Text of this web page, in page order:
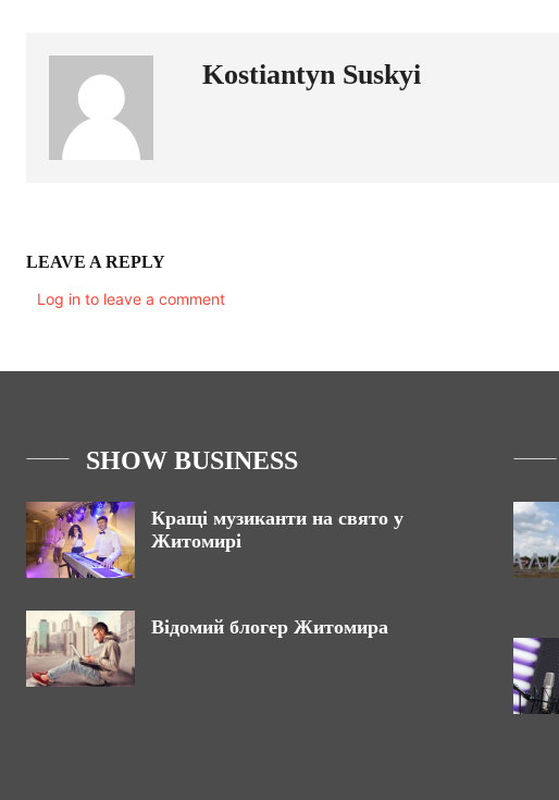
Kostiantyn Suskyi
LEAVE A REPLY
Log in to leave a comment
SHOW BUSINESS
Кращі музиканти на свято у
Житомирі
Відомий блогер Житомира